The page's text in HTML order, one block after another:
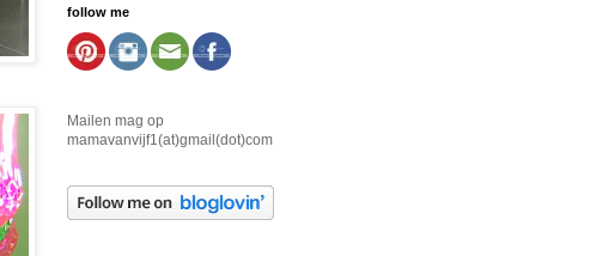
follow me
Mailen mag op
mamavanvijf1(at)gmail(dot)com